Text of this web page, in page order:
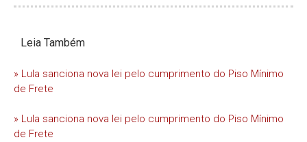
Leia Também
» Lula sanciona nova lei pelo cumprimento do Piso Mínimo
de Frete
» Lula sanciona nova lei pelo cumprimento do Piso Mínimo
de Frete